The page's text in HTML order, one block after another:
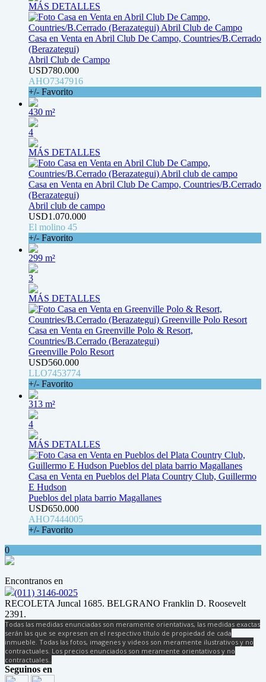
MÁS DETALLES
Casa en Venta en Abril Club De Campo, Countries/B.Cerrado
(Berazategui)
Abril Club de Campo
USD780.000
AHO7347916
+/- Favorito
430 m²
4
MÁS DETALLES
Casa en Venta en Abril Club De Campo, Countries/B.Cerrado
(Berazategui)
Abril club de campo
USD1.070.000
El molino 45
+/- Favorito
299 m²
3
MÁS DETALLES
Casa en Venta en Greenville Polo & Resort,
Countries/B.Cerrado (Berazategui)
Greenville Polo Resort
USD560.000
LLO7453774
+/- Favorito
313 m²
4
MÁS DETALLES
Casa en Venta en Pueblos del Plata Country Club, Guillermo
E Hudson
Pueblos del plata barrio Magallanes
USD650.000
AHO7444005
+/- Favorito
0
Encontranos en
(011) 3146-0025
RECOLETA Juncal 1685. BELGRANO Franklin D. Roosevelt
2391.
Todas las medidas enunciadas son meramente orientativas, las medidas exactas
serán las que se expresen en el respectivo título de propiedad de cada
inmueble. Todas las fotos, imagenes y videos son meramente ilustrativos y no
contractuales. Los precios enunciados son meramente orientativos y no
contractuales..
Seguinos en